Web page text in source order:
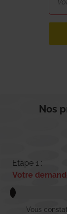
Nos
Etape 1 :
Votre
Vous